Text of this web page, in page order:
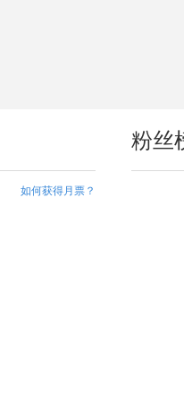
如何获得月票？
粉丝